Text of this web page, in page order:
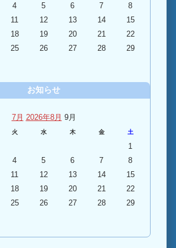
4 5 6 7
8
11 12 13 14
15
18 19 20 21
22
25 26 27 28
29
お知らせ
7月 2026年8月 9月
火 水 木 金 土
1
4 5 6 7
8
11 12 13 14
15
18 19 20 21
22
25 26 27 28
29